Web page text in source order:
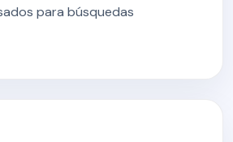
para búsquedas